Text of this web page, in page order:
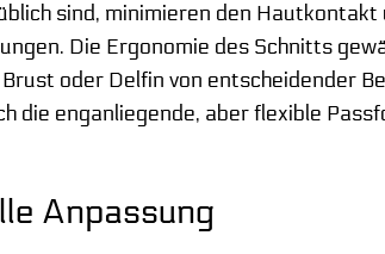
sind, minimieren den
Die Ergonomie des Schnitts
oder Delfin von entscheidender
die enganliegende, aber flexible
Anpassung